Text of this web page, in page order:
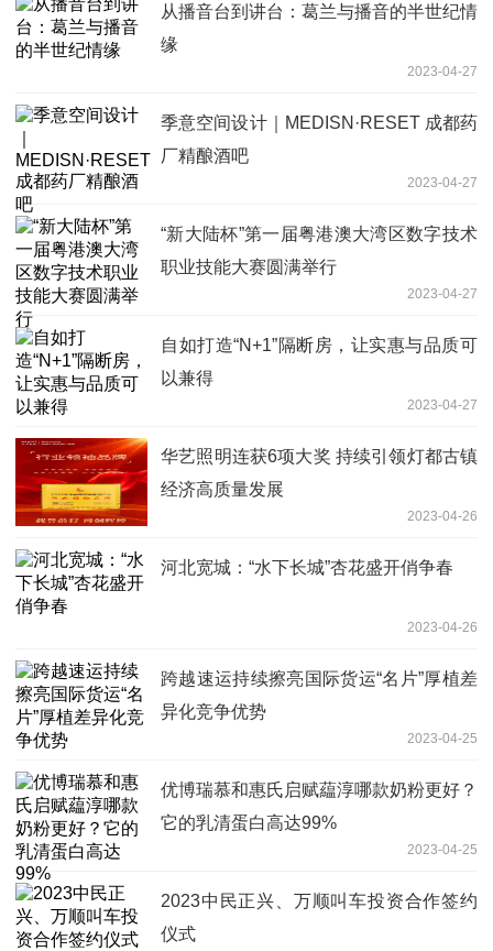
从播音台到讲台：葛兰与播音的半世纪情
缘
2023-04-27
季意空间设计｜MEDISN·RESET 成都药
厂精酿酒吧
2023-04-27
“新大陆杯”第一届粤港澳大湾区数字技术
职业技能大赛圆满举行
2023-04-27
自如打造“N+1”隔断房，让实惠与品质可
以兼得
2023-04-27
华艺照明连获6项大奖 持续引领灯都古镇
经济高质量发展
2023-04-26
河北宽城：“水下长城”杏花盛开俏争春
2023-04-26
跨越速运持续擦亮国际货运“名片”厚植差
异化竞争优势
2023-04-25
优博瑞慕和惠氏启赋藴淳哪款奶粉更好？
它的乳清蛋白高达99%
2023-04-25
2023中民正兴、万顺叫车投资合作签约
仪式